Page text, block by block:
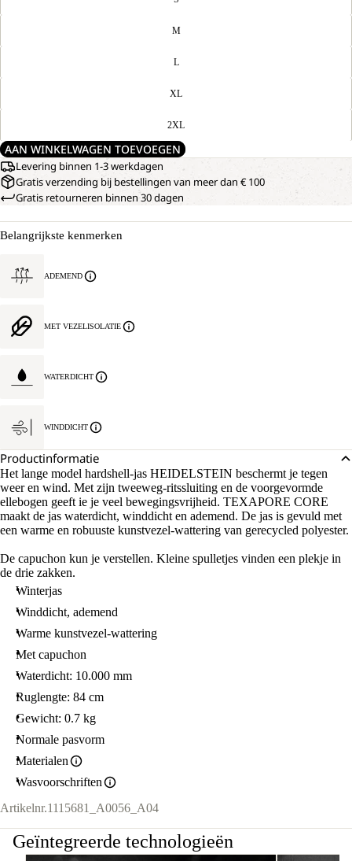
M
L
XL
2XL
AAN WINKELWAGEN TOEVOEGEN
Levering binnen 1-3 werkdagen
Gratis verzending bij bestellingen van meer dan € 100
Gratis retourneren binnen 30 dagen
Belangrijkste kenmerken
ADEMEND
MET VEZELISOLATIE
WATERDICHT
WINDDICHT
Productinformatie
Het lange model hardshell-jas HEIDELSTEIN beschermt je tegen
weer en wind. Met zijn tweeweg-ritssluiting en de voorgevormde
ellebogen geeft ie je veel bewegingsvrijheid. TEXAPORE CORE
maakt de jas waterdicht, winddicht en ademend. De jas is gevuld met
een warme en robuuste kunstvezel-wattering van gerecycled polyester.
De capuchon kun je verstellen. Kleine spulletjes vinden een plekje in
de drie zakken.
Winterjas
Winddicht, ademend
Warme kunstvezel-wattering
Met capuchon
Waterdicht: 10.000 mm
Ruglengte: 84 cm
Gewicht: 0.7 kg
Normale pasvorm
Materialen
Wasvoorschriften
Artikelnr.1115681_A0056_A04
Geïntegreerde technologieën